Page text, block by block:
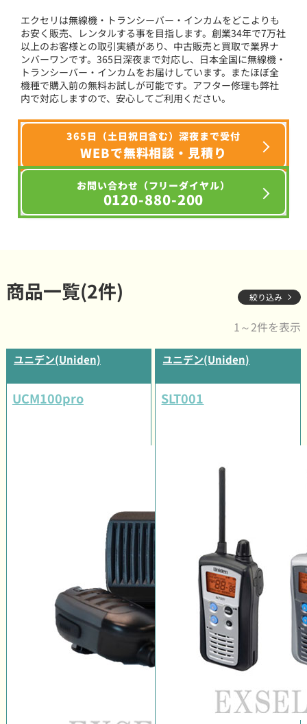
エクセリは無線機・トランシーバー・インカムをどこよりも
お安く販売、レンタルする事を目指します。創業34年で7万社
以上のお客様との取引実績があり、中古販売と買取で業界ナ
ンバーワンです。365日深夜まで対応し、日本全国に無線機・
トランシーバー・インカムをお届けしています。またほぼ全
機種で購入前の無料お試しが可能です。アフター修理も弊社
内で対応しますので、安心してご利用ください。
365日（土日祝日含む）深夜まで受付
WEBで無料相談・見積り
お問い合わせ（フリーダイヤル）
0120-880-200
商品一覧(2件) 絞り込み
1～2件を表示
ユニデン(Uniden)
UCM100pro
ユニデン(Uniden)
SLT001